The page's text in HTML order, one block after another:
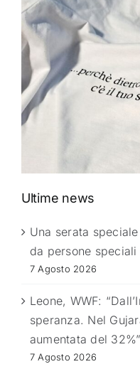
Ultime news
Una serata
da persone speciali
7 Agosto 2026
Leone, WWF:
speranza. Nel
aumentata del 32%”
7 Agosto 2026